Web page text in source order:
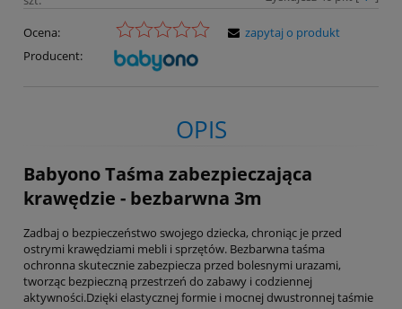
Ocena:
Producent:
zapytaj o produkt
OPIS
Babyono Taśma zabezpieczająca
krawędzie - bezbarwna 3m
Zadbaj o bezpieczeństwo swojego dziecka, chroniąc je przed
ostrymi krawędziami mebli i sprzętów. Bezbarwna taśma
ochronna skutecznie zabezpiecza przed bolesnymi urazami,
tworząc bezpieczną przestrzeń do zabawy i codziennej
aktywności.Dzięki elastycznej formie i mocnej dwustronnej taśmie